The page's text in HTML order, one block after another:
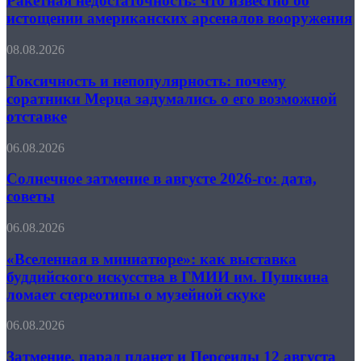
БПЛА
взрывчаткой,
боеприпасы
об
американских
вооружения
истощении американских арсеналов вооружения
Токсичность
непопулярность:
почему
соратники
Мерца
о
возможной
отставке
08.08.2026
Токсичность и непопулярность: почему
соратники Мерца задумались о его возможной
отставке
Солнечное
в
2026-
дата,
06.08.2026
Солнечное затмение в августе 2026-го: дата,
советы
«Вселенная
миниатюре»:
как
выставка
буддийского
в
им.
06.08.2026
«Вселенная в миниатюре»: как выставка
буддийского искусства в ГМИИ им. Пушкина
ломает стереотипы о музейной скуке
Затмение,
планет
06.08.2026
Затмение, парад планет и Персеиды 12 августа